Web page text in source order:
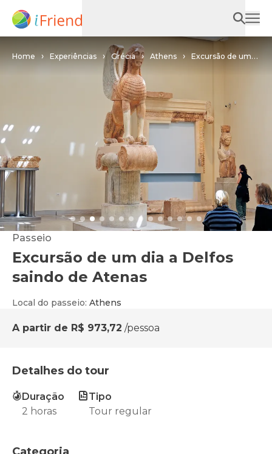
Home Experiências Grécia Athens
Excursão de um
dia a Delfos saindo de Atenas
Passeio
Excursão de um dia a Delfos
saindo de Atenas
Local do passeio: Athens
A partir de R$ 973,72 /pessoa
Detalhes do tour
Duração
2 horas
Tipo
Tour regular